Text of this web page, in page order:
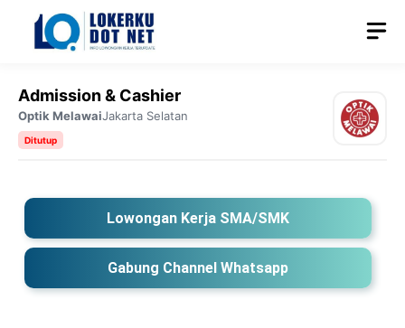
Langsung
Admission & Cashier
Optik MelawaiJakarta Selatan
Ditutup
Lowongan Kerja SMA/SMK
Gabung Channel Whatsapp